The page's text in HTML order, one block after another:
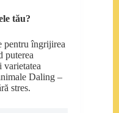
tău?
pentru îngrijirea
puterea
varietatea
Daling –
stres.